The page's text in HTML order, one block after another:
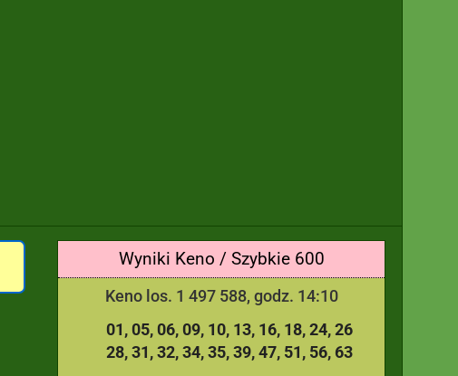
Wyniki Keno / Szybkie 600
Keno los. 1 497 588, godz. 14:10
01 05 06 09 10 13 16 18 24 26
28 31 32 34 35 39 47 51 56 63